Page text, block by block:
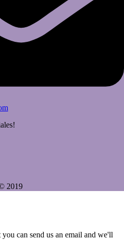
2019
can send us an email and we'll